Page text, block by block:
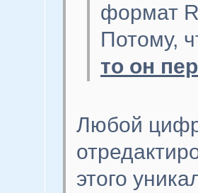
формат
Потому,
то он
Любой
этого